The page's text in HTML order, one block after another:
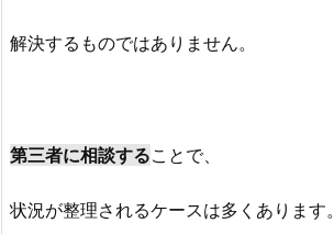
解決するものではありません。
第三者に相談することで、
状況が整理されるケースは多くあります。